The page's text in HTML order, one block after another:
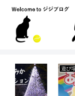
遊び場